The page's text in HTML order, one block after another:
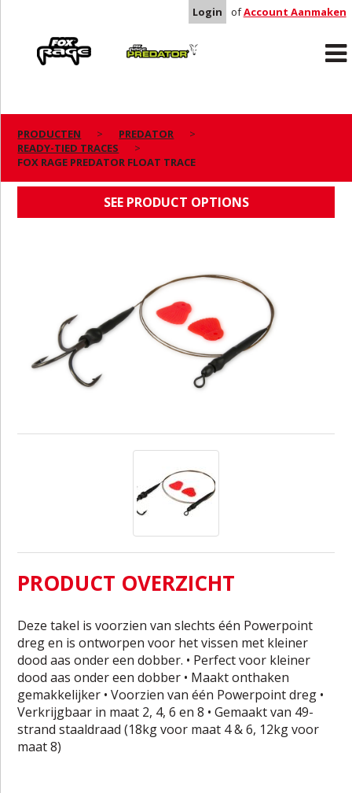
Login ofAccount Aanmaken
Predator
PRODUCTEN
PREDATOR
READY-TIED TRACES
FOX RAGE PREDATOR FLOAT TRACE
FOX RAGE PREDATOR FLOAT TRACE
SEE PRODUCT OPTIONS
PRODUCT OVERZICHT
Deze takel is voorzien van slechts één Powerpoint
dreg en is ontworpen voor het vissen met kleiner
dood aas onder een dobber. • Perfect voor kleiner
dood aas onder een dobber • Maakt onthaken
gemakkelijker • Voorzien van één Powerpoint dreg •
Verkrijgbaar in maat 2, 4, 6 en 8 • Gemaakt van 49-
strand staaldraad (18kg voor maat 4 & 6, 12kg voor
maat 8)